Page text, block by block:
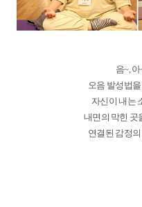
음~, 아
오음 발성법
자신이 내는
내면의 막힌 곳
연결된 감정